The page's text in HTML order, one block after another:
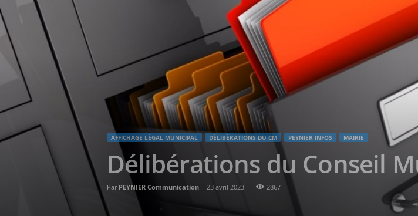
AFFICHAGE LÉGAL MUNICIPAL DÉLIBÉRATIONS DU CM PEYNIER INFOS MAIRIE
Délibérations du Conseil
Par PEYNIER Communication- 23 avril 2023 2867